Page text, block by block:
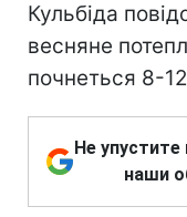
Кульбіда
весняне
почнеться 8-
Не
наши